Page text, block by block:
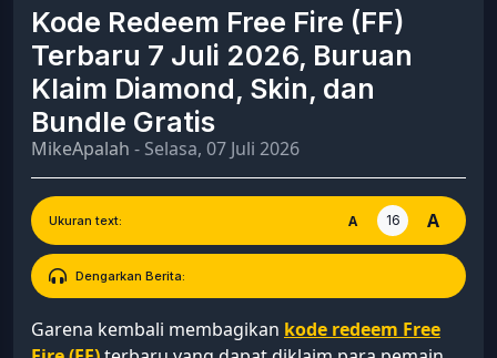
Kode Redeem Free Fire (FF)
Terbaru 7 Juli 2026, Buruan
Klaim Diamond, Skin, dan
Bundle Gratis
MikeApalah - Selasa, 07 Juli 2026
Ukuran text: A 16 A
Dengarkan Berita:
Garena kembali membagikan kode redeem Free